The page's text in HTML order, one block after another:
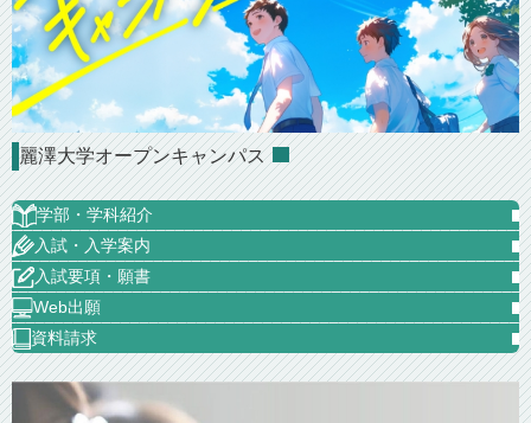
麗澤大学オープンキャンパス
学部・学科紹介
入試・入学案内
入試要項・願書
Web出願
資料請求